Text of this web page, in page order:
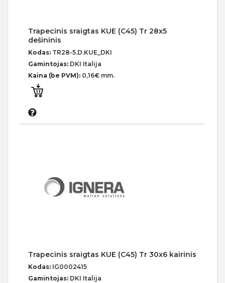
Trapecinis sraigtas KUE (C45) Tr 28x5
dešininis
Kodas: TR28-5.D.KUE_DKI
Gamintojas: DKI Italija
Kaina (be PVM): 0,16€ mm.
Trapecinis sraigtas KUE (C45) Tr 30x6 kairinis
Kodas: IG0002415
Gamintojas: DKI Italija